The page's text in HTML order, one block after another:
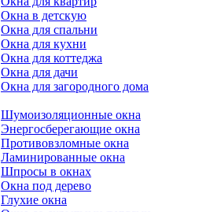
Окна в детскую
Окна для спальни
Окна для кухни
Окна для коттеджа
Окна для дачи
Окна для загородного дома
Шумоизоляционные окна
Энергосберегающие окна
Противовзломные окна
Ламинированные окна
Шпросы в окнах
Окна под дерево
Глухие окна